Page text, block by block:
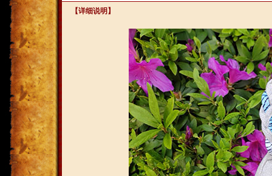
【详细说明】